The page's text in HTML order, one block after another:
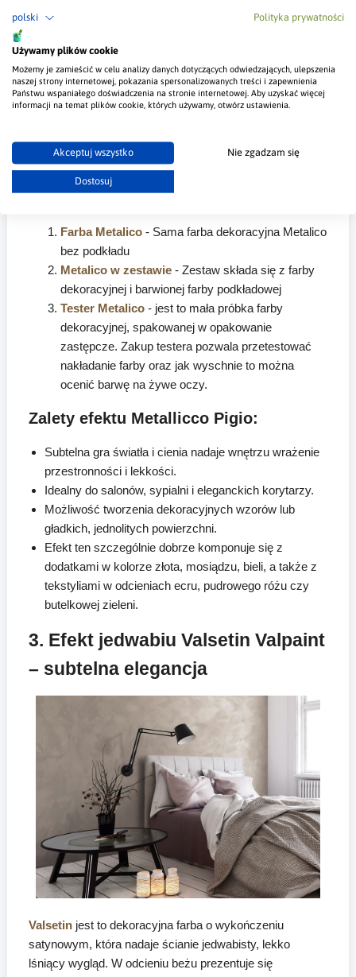
polski Polityka prywatności
Używamy plików cookie
Możemy je zamieścić w celu analizy danych dotyczących odwiedzających, ulepszenia
naszej strony internetowej, pokazania spersonalizowanych treści i zapewnienia
Państwu wspaniałego doświadczenia na stronie internetowej. Aby uzyskać więcej
informacji na temat plików cookie, których używamy, otwórz ustawienia.
Akceptuj wszystko Nie zgadzam się
Dostosuj
sprawia, że ściana staje się elementem dekoracyjnym
samym w sobie – zwłaszcza w pomieszczeniach dobrze
Gdzie Kupię Aksamitną farbę
Metalico?
Farbę kupisz w salonach dekoracji i oczywiście w
Farba Metalico - Sama farba dekoracyjna Metalico
bez podkładu
Metalico w zestawie - Zestaw składa się z farby
dekoracyjnej i barwionej farby podkładowej
Tester Metalico - jest to mała próbka farby
dekoracyjnej, spakowanej w opakowanie
zastępcze. Zakup testera pozwala przetestować
nakładanie farby oraz jak wyschnie to można
ocenić barwę na żywe oczy.
Zalety efektu Metallicco Pigio:
Subtelna gra światła i cienia nadaje wnętrzu wrażenie
przestronności i lekkości.
Idealny do salonów, sypialni i eleganckich korytarzy.
Możliwość tworzenia dekoracyjnych wzorów lub
gładkich, jednolitych powierzchni.
Efekt ten szczególnie dobrze komponuje się z
dodatkami w kolorze złota, mosiądzu, bieli, a także z
tekstyliami w odcieniach ecru, pudrowego różu czy
butelkowej zieleni.
3. Efekt jedwabiu Valsetin Valpaint
– subtelna elegancja
Valsetin jest to dekoracyjna farba o wykończeniu
satynowym, która nadaje ścianie jedwabisty, lekko
lśniący wygląd. W odcieniu beżu prezentuje się